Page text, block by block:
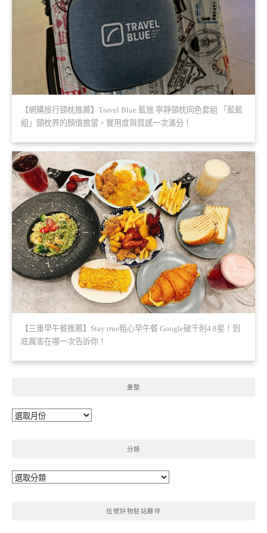
【網購旅行頸枕推薦】Travel Blue 藍旅 寧靜頸枕同色套組 「藍藍
組」頸枕界的顏值擔當，實用度與質感一次滿分！
【三重早午餐推薦】Stay true粗心早午餐 Google破千則4.8星！到
底厲害在哪一次告訴你！
彙整
彙
分類
分
伍號好物駐站夥伴